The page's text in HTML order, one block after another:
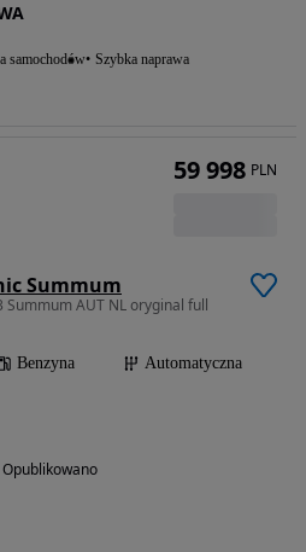
samochodów Szybka naprawa
Summum
Summum AUT NL oryginal full
Benzyna
Automatyczna
59 998 PLN